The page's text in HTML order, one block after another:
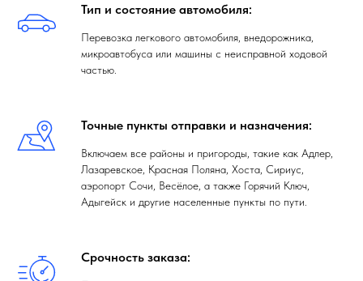
Тип и состояние автомобиля:
Перевозка легкового автомобиля, внедорожника,
микроавтобуса или машины с неисправной ходовой
частью.
Точные пункты отправки и назначения:
Включаем все районы и пригороды, такие как Адлер,
Лазаревское, Красная Поляна, Хоста, Сириус,
аэропорт Сочи, Весёлое, а также Горячий Ключ,
Адыгейск и другие населенные пункты по пути.
Срочность заказа: